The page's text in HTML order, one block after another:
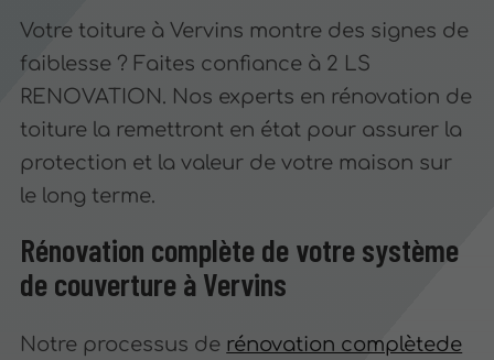
Votre toiture à Vervins montre des signes de
faiblesse ? Faites confiance à 2 LS
RENOVATION. Nos experts en rénovation de
toiture la remettront en état pour assurer la
protection et la valeur de votre maison sur
le long terme.
Rénovation complète de votre système
de couverture à Vervins
Notre processus de rénovation complètede